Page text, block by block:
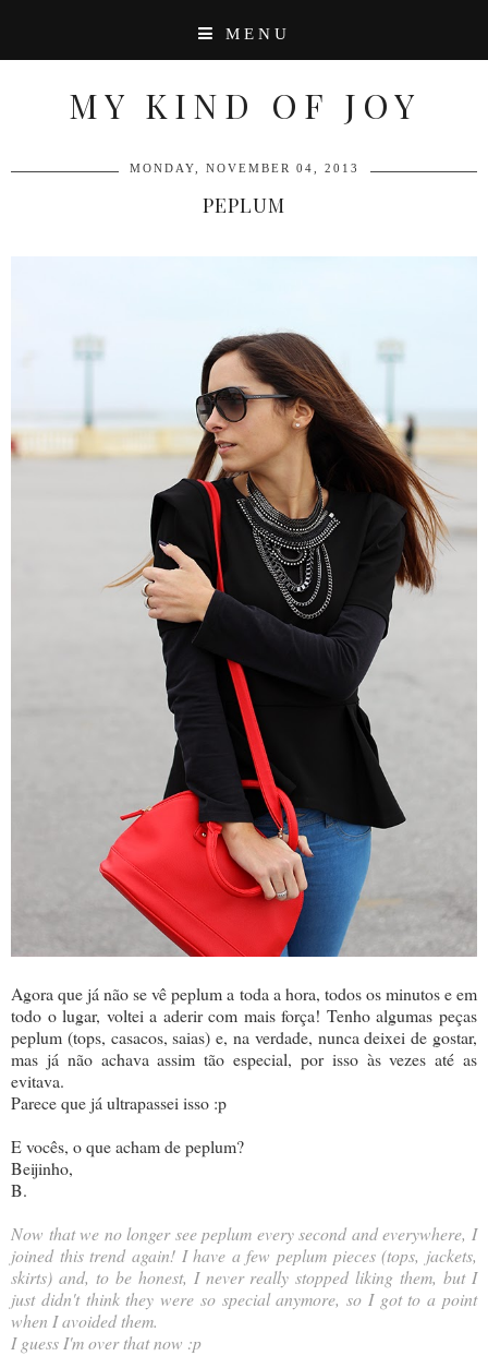
MENU
MY KIND OF JOY
MONDAY, NOVEMBER 04, 2013
PEPLUM
Agora que já não se vê peplum a toda a hora, todos os minutos e em
todo o lugar, voltei a aderir com mais força! Tenho algumas peças
peplum (tops, casacos, saias) e, na verdade, nunca deixei de gostar,
mas já não achava assim tão especial, por isso às vezes até as
evitava.
Parece que já ultrapassei isso :p
E vocês, o que acham de peplum?
Beijinho,
B.
Now that we no longer see peplum every second and everywhere, I
joined this trend again! I have a few peplum pieces (tops, jackets,
skirts) and, to be honest, I never really stopped liking them, but I
just didn't think they were so special anymore, so I got to a point
when I avoided them.
I guess I'm over that now :p